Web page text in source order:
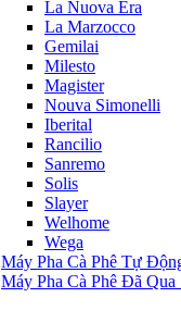
La Nuova Era
La Marzocco
Gemilai
Milesto
Magister
Nouva Simonelli
Iberital
Rancilio
Sanremo
Solis
Slayer
Welhome
Wega
Máy Pha Cà Phê Tự
Máy Pha Cà Phê Đã